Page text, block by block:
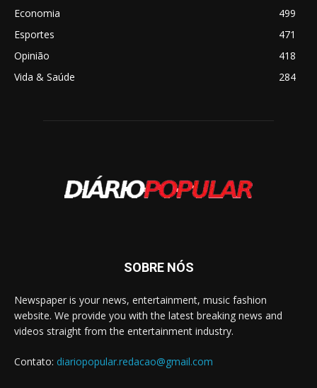
Economia
499
Esportes
471
Opinião
418
Vida & Saúde
284
SOBRE NÓS
Newspaper is your news, entertainment, music fashion
website. We provide you with the latest breaking news and
videos straight from the entertainment industry.
Contato: diariopopular.redacao@gmail.com